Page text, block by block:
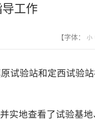
工作
【字体： 小
试验站和定西试验
实地查看了试验基地